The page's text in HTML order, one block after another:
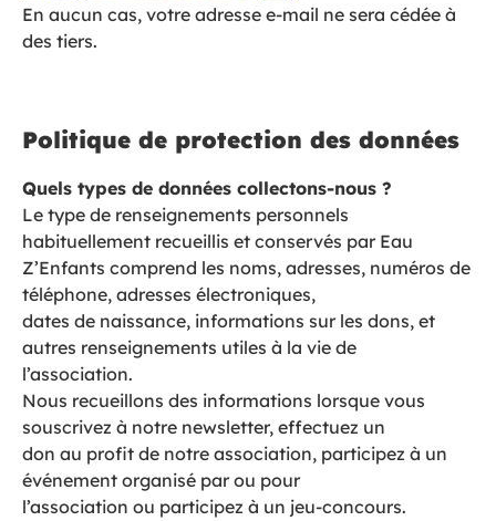
En aucun cas, votre adresse e-mail ne sera cédée à
des tiers.
Politique de protection des données
Quels types de données collectons-nous ?
Le type de renseignements personnels
habituellement recueillis et conservés par Eau
Z’Enfants comprend les noms, adresses, numéros de
téléphone, adresses électroniques,
dates de naissance, informations sur les dons, et
autres renseignements utiles à la vie de
l’association.
Nous recueillons des informations lorsque vous
souscrivez à notre newsletter, effectuez un
don au profit de notre association, participez à un
événement organisé par ou pour
l’association ou participez à un jeu-concours.